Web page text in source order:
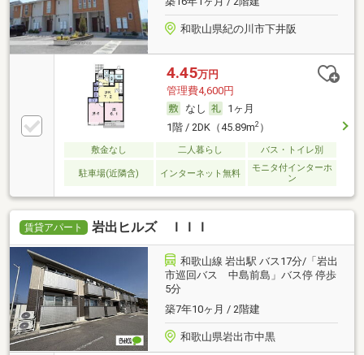
和歌山県紀の川市下井阪
4.45万円
管理費4,600円
なし
1ヶ月
1階 / 2DK（45.89m2）
敷金なし 二人暮らし バス・トイレ別
駐車場(近隣含) インターネット無料
モニタ付インターホ
ン
賃貸アパート 岩出ヒルズ ＩＩＩ
和歌山線 岩出駅 バス17分/「岩出
市巡回バス 中島前島」バス停 停歩
5分
築7年10ヶ月 / 2階建
和歌山県岩出市中黒